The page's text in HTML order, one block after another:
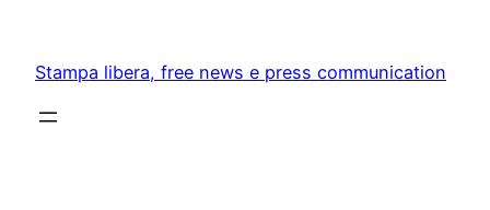
content
Stampa libera, free news e press communication